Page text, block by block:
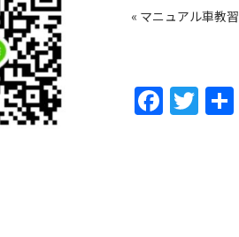
« マニュアル車教習
F T